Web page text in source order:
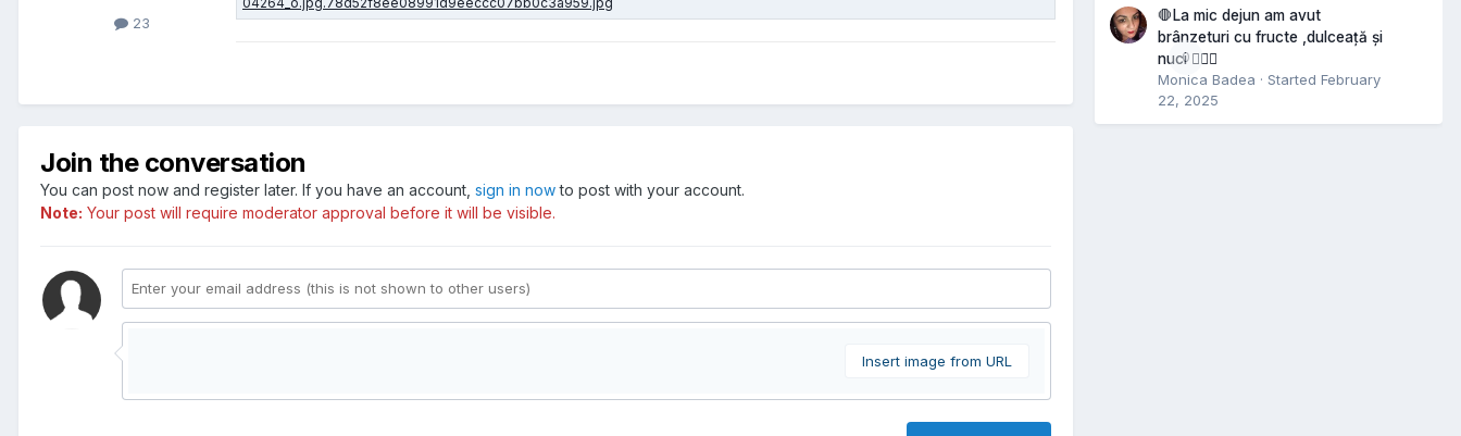
23
Join the conversation
You can post now and register later. If you have an account, sign in nowto post with your account.
Note: Your post will require moderator approval before it will be visible.
Insert image from URL
0
🛑La mic dejun am avut
brânzeturi cu fructe ,dulceață și
nuci 🤷🏻‍♀️
Monica Badea · Started February
22, 2025